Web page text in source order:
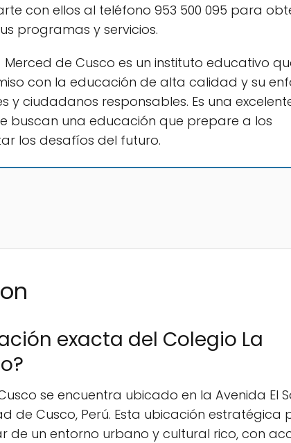
con ellos al teléfono 953 500 095 para
programas y servicios.
Merced de Cusco es un instituto educativo
con la educación de alta calidad y su
y ciudadanos responsables. Es una
buscan una educación que prepare a los
los desafíos del futuro.
exacta del Colegio La
se encuentra ubicado en la Avenida El
de Cusco, Perú. Esta ubicación estratégica
de un entorno urbano y cultural rico, con